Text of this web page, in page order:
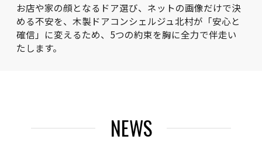
お店や家の顔となるドア選び、ネットの画像だけで決
める不安を、木製ドアコンシェルジュ北村が「安心と
確信」に変えるため、5つの約束を胸に全力で伴走い
たします。
NEWS